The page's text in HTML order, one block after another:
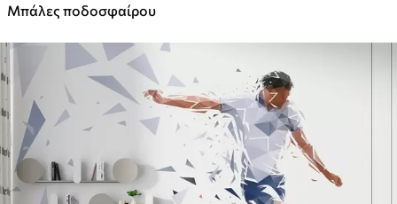
Μπάλες ποδοσφαίρου